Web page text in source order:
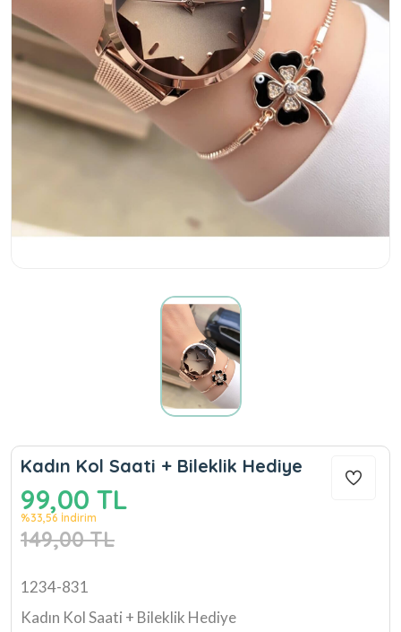
Kadın Kol Saati + Bileklik Hediye
99,00 TL
%33,56 İndirim
149,00 TL
1234-831
Kadın Kol Saati + Bileklik Hediye